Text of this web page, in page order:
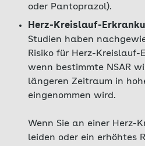
oder Pantoprazol).
Herz-Kreislauf-
Studien haben
Risiko für Herz-
wenn bestimmte NSAR
längeren Zeitraum in
eingenommen wird.
Wenn Sie an einer Herz-
leiden oder ein erhöhtes